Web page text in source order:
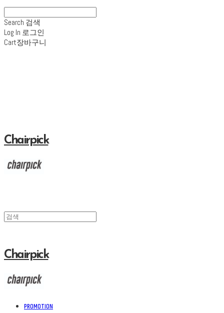
Search 검색
Log In 로그인
Cart장바구니
Chairpick
Chairpick
PROMOTION